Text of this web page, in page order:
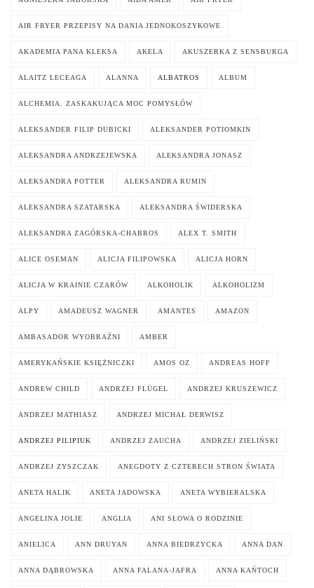
AIR FRYER PRZEPISY NA DANIA JEDNOKOSZYKOWE
AKADEMIA PANA KLEKSA AKELA AKUSZERKA Z SENSBURGA
ALAITZ LECEAGA ALANNA ALBATROS ALBUM
ALCHEMIA. ZASKAKUJĄCA MOC POMYSŁÓW
ALEKSANDER FILIP DUBICKI ALEKSANDER POTIOMKIN
ALEKSANDRA ANDRZEJEWSKA ALEKSANDRA JONASZ
ALEKSANDRA POTTER ALEKSANDRA RUMIN
ALEKSANDRA SZATARSKA ALEKSANDRA ŚWIDERSKA
ALEKSANDRA ZAGÓRSKA-CHABROS ALEX T. SMITH
ALICE OSEMAN ALICJA FILIPOWSKA ALICJA HORN
ALICJA W KRAINIE CZARÓW ALKOHOLIK ALKOHOLIZM
ALPY AMADEUSZ WAGNER AMANTES AMAZON
AMBASADOR WYOBRAŹNI AMBER
AMERYKAŃSKIE KSIĘŻNICZKI AMOS OZ ANDREAS HOFF
ANDREW CHILD ANDRZEJ FLÜGEL ANDRZEJ KRUSZEWICZ
ANDRZEJ MATHIASZ ANDRZEJ MICHAŁ DERWISZ
ANDRZEJ PILIPIUK ANDRZEJ ZAUCHA ANDRZEJ ZIELIŃSKI
ANDRZEJ ZYSZCZAK ANEGDOTY Z CZTERECH STRON ŚWIATA
ANETA HALIK ANETA JADOWSKA ANETA WYBIERALSKA
ANGELINA JOLIE ANGLIA ANI SŁOWA O RODZINIE
ANIELICA ANN DRUYAN ANNA BIEDRZYCKA ANNA DAN
ANNA DĄBROWSKA ANNA FALANA-JAFRA ANNA KAŃTOCH